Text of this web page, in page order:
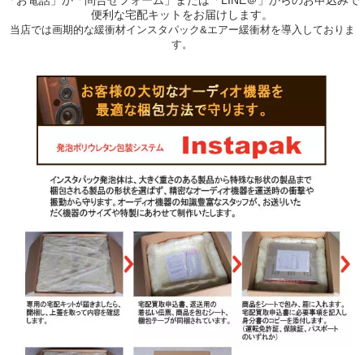
便利な宅配キットをお届けします。
当店では画期的な緩衝材インスタパック&エアー緩衝材を導入しておりま
す。